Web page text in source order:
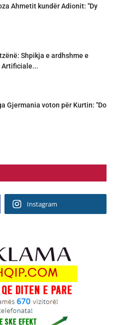
Ahmetit kundër Adionit: "Dy
Shpikja e ardhshme e
Gjermania voton për Kurtin: "Do
Instagram